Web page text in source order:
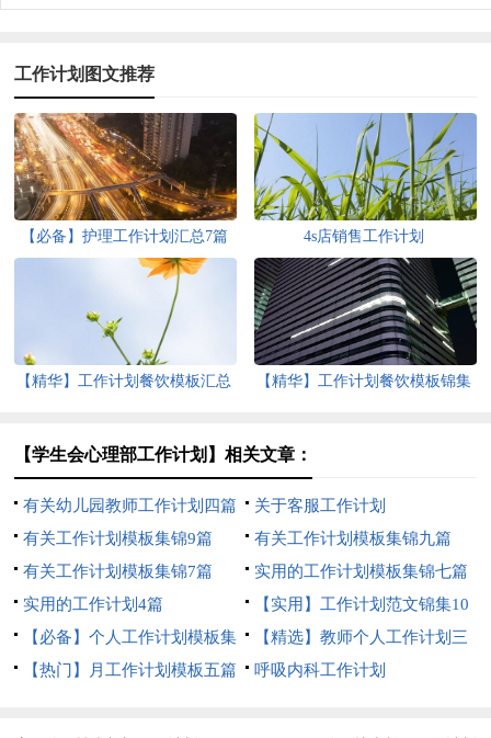
工作计划图文推荐
【必备】护理工作计划汇总7篇 4s店销售工作计划
【精华】工作计划餐饮模板汇总
【精华】工作计划餐饮模板锦集
【学生会心理部工作计划】相关文章：
有关幼儿园教师工作计划四篇
关于客服工作计划
有关工作计划模板集锦9篇
有关工作计划模板集锦九篇
有关工作计划模板集锦7篇
实用的工作计划模板集锦七篇
实用的工作计划4篇
【实用】工作计划范文锦集10
篇
【必备】个人工作计划模板集
锦七篇
【精选】教师个人工作计划三
篇
【热门】月工作计划模板五篇 呼吸内科工作计划